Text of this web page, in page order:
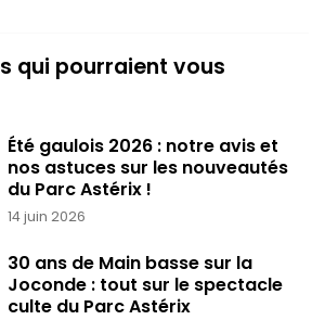
qui pourraient vous
14 juin 2026
Été gaulois 2026 : notre avis et
nos astuces sur les nouveautés
du Parc Astérix !
30 ans de Main basse sur la
Joconde : tout sur le spectacle
culte du Parc Astérix